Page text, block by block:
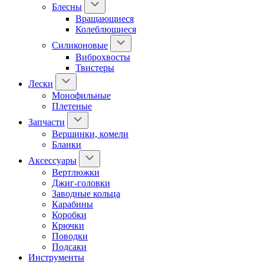
Блесны
Вращающиеся
Колеблющиеся
Силиконовые
Виброхвосты
Твистеры
Лески
Монофильные
Плетеные
Запчасти
Вершинки, комели
Бланки
Аксессуары
Вертлюжки
Джиг-головки
Заводные кольца
Карабины
Коробки
Крючки
Поводки
Подсаки
Инструменты